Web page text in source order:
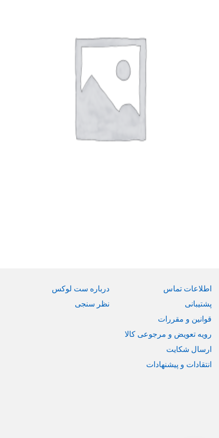
اطلاعات تماس
پشتیبانی
قوانین و مقررات
رویه تعویض و مرجوعی کالا
ارسال شکایت
انتقادات و پیشنهادات
درباره ست لوکس
نظر سنجی